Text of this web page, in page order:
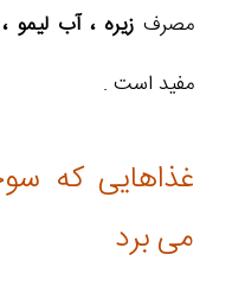
مصرفزیره ، آب لیمو
مفید است .
غذاهایی که
می برد